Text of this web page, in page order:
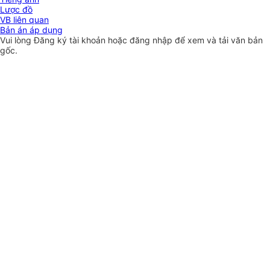
Lược đồ
VB liên quan
Bản án áp dụng
Vui lòngĐăng ký tài khoản hoặc đăng nhập để xem và tải văn bản
gốc.